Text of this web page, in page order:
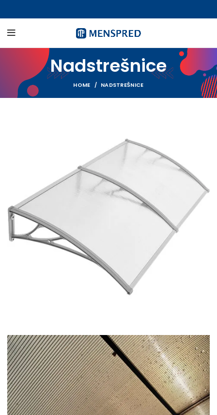
Nadstrešnice
HOME NADSTREŠNICE